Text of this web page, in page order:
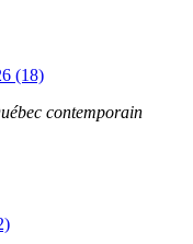
(18)
contemporain